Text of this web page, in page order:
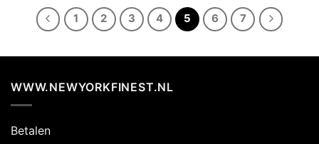
1 2 3 4 5 6 7
WWW.NEWYORKFINEST.NL
Betalen